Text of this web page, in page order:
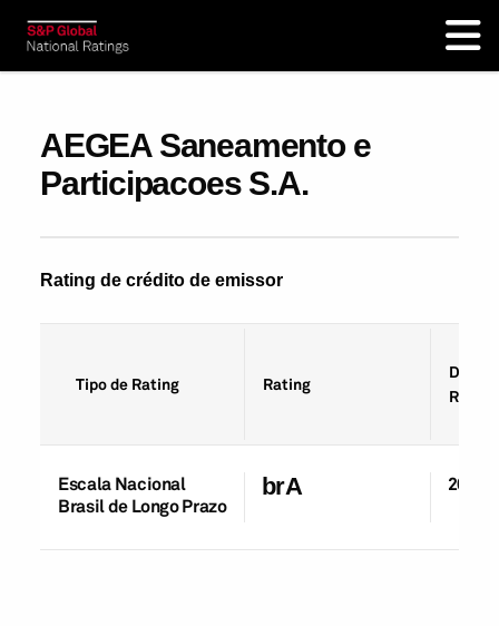
AEGEA Saneamento e
Participacoes S.A.
Rating de crédito de emissor
Tipo de Rating Rating
Data
Rating
Escala Nacional
Brasil de Longo Prazo
brA 20-